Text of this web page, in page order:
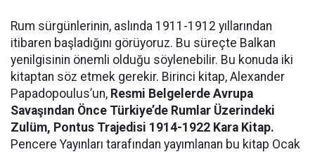
Rum sürgünlerinin, aslında 1911-1912 yıllarından
itibaren başladığını görüyoruz. Bu süreçte Balkan
yenilgisinin önemli olduğu söylenebilir. Bu konuda iki
kitaptan söz etmek gerekir. Birinci kitap, Alexander
Papadopoulus’un, Resmi Belgelerde Avrupa
Savaşından Önce Türkiye’de Rumlar Üzerindeki
Zulüm, Pontus Trajedisi 1914-1922 Kara Kitap.
Pencere Yayınları tarafından yayımlanan bu kitap Ocak